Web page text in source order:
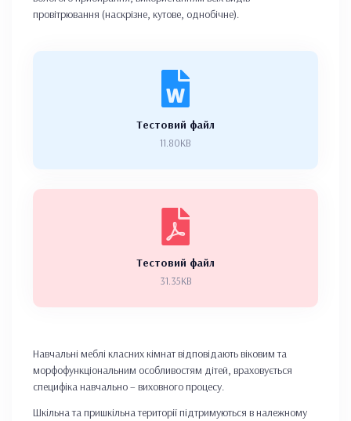
провітрювання (наскрізне, кутове, однобічне).
Тестовий файл
11.80KB
Тестовий файл
31.35KB
Навчальні меблі класних кімнат відповідають віковим та
морфофункціональним особливостям дітей, враховується
специфіка навчально – виховного процесу.
Шкільна та пришкільна території підтримуються в належному